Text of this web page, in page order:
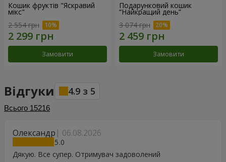
Кошик фруктів "Яскравий
мікс"
2 554 грн
Замовити
Подарунковий кошик
“Найкращий день”
3 074 грн
Замовити
Відгуки 4.9 з 5
Всього 15216
Олександр 06.08.2026
5
Дякую. Все супер. Отримувач задоволений